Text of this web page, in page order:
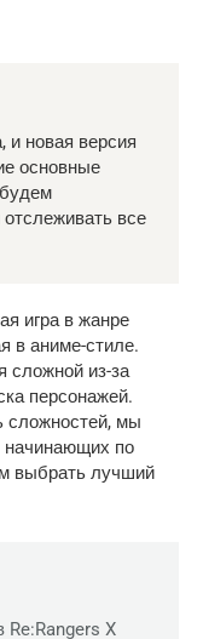
и новая версия
основные
все
игра в жанре
в аниме-стиле.
сложной из-за
персонажей.
сложностей, мы
начинающих по
выбрать лучший
X